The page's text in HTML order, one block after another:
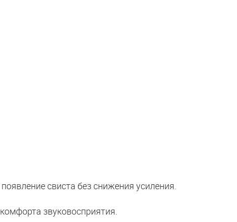
свиста без снижения усиления.
звуковосприятия.